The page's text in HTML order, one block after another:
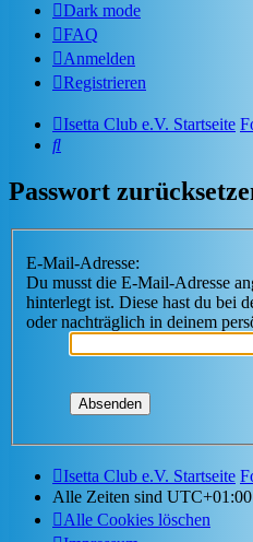
Dark mode
FAQ
Anmelden
Registrieren
Isetta Club e.V. Startseite
Suche
Passwort
E-Mail-Adresse:
Du musst die E-Mail-Adresse
hinterlegt ist. Diese hast du bei
oder nachträglich in deinem
Isetta Club e.V. Startseite
Alle Zeiten sind UTC+01:00
Alle Cookies löschen